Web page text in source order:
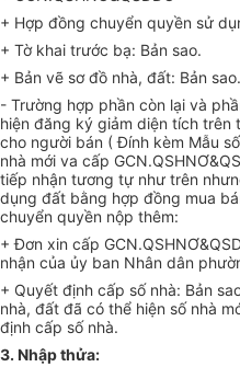
+ Hợp đồng chuyển quyền sử
+ Tờ khai trước bạ: Bản sao.
+ Bản vẽ sơ đồ nhà, đất: Bản sao.
- Trường hợp phần còn lại và
hiện đăng ký giảm diện tích trên
cho người bán ( Đính kèm Mẫu
nhà mới va cấp
tiếp nhận tương tự như trên
dụng đất bằng hợp đồng mua
chuyển quyền nộp thêm:
+ Đơn xin cấp
nhận của ủy ban Nhân dân
+ Quyết định cấp số nhà: Bản
nhà, đất đã có thể hiện số nhà
định cấp số nhà.
3. Nhập thửa: